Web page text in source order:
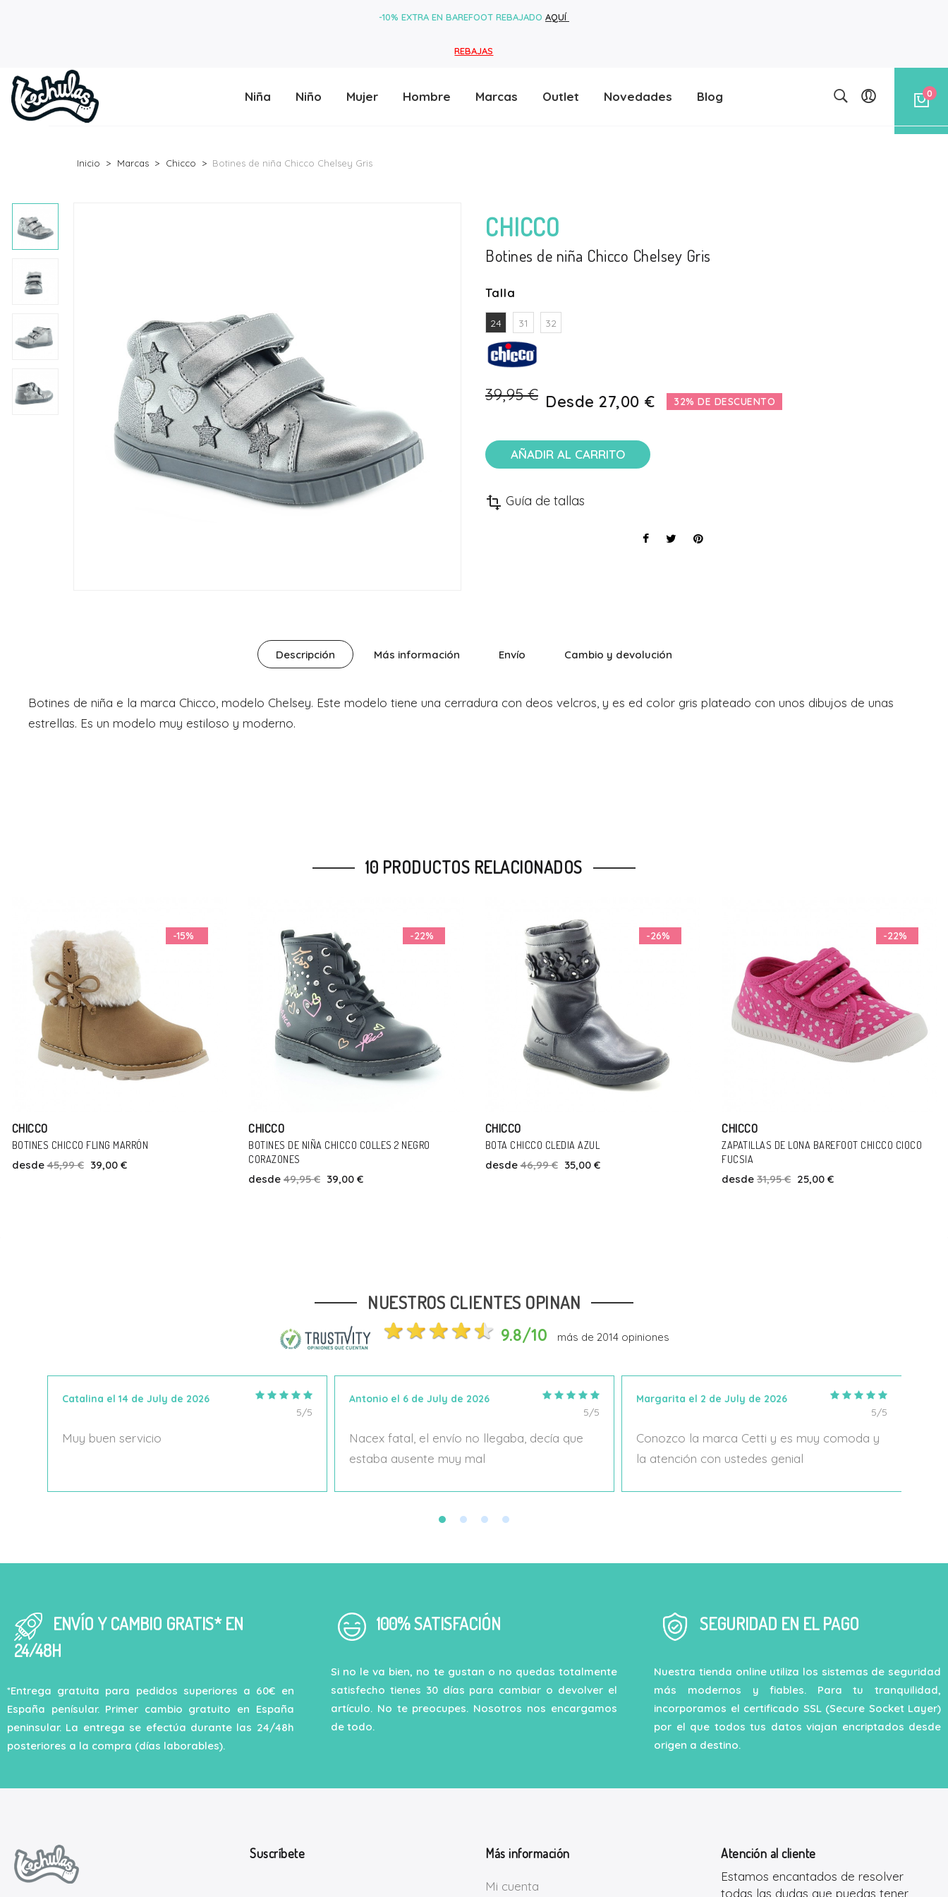
-10% EXTRA EN BAREFOOT REBAJADO AQUÍ
REBAJAS
Niña Niño Mujer Hombre Marcas Outlet Novedades Blog 0
Inicio Marcas Chicco Botines de niña Chicco Chelsey Gris
CHICCO
Botines de niña Chicco Chelsey Gris
Talla
24 31 32
39,95 € Desde 27,00 € 32% DE DESCUENTO
AÑADIR AL CARRITO
transform Guía de tallas
Descripción Más información Envío Cambio y devolución
Botines de niña e la marca Chicco, modelo Chelsey. Este modelo tiene una cerradura con deos velcros, y es ed color gris plateado con unos dibujos de unas
estrellas. Es un modelo muy estiloso y moderno.
10 PRODUCTOS RELACIONADOS
-22%
CHICCO
BOTINES DE NIÑA CHICCO COLLES 2 NEGRO
CORAZONES
-26%
CHICCO
BOTA CHICCO CLEDIA AZUL
desde 46,99 €
-22%
CHICCO
ZAPATILLAS DE LONA BAREFOOT CHICCO CIOCO
FUCSIA
CHICCO
ZAPATILLAS CHICCO TULLIO 2 FUCSIA
desde
NUESTROS CLIENTES OPINAN
9.8/10 más de 2014opiniones
Catalina el 14 de July de 2026
5/5
Muy buen servicio
Antonio el 6 de July de 2026
5/5
Nacex fatal, el envío no llegaba, decía que
estaba ausente muy mal
Margarita el 2 de July de 2026
5/5
Conozco la marca Cetti y es muy comoda y
la atención con ustedes genial
ENVÍO Y CAMBIO GRATIS* EN
24/48H
*Entrega gratuita para pedidos superiores a 60€ en
España penísular. Primer cambio gratuito en España
peninsular. La entrega se efectúa durante las 24/48h
posteriores a la compra (días laborables).
100% SATISFACIÓN
Si no le va bien, no te gustan o no quedas totalmente
satisfecho tienes 30 días para cambiar o devolver el
artículo. No te preocupes. Nosotros nos encargamos
de todo.
SEGURIDAD EN EL PAGO
Nuestra tienda online utiliza los sistemas de seguridad
más modernos y fiables. Para tu tranquilidad,
incorporamos el certificado SSL (Secure Socket Layer)
por el que todos tus datos viajan encriptados desde
origen a destino.
Suscríbete Más información
Mi cuenta
Atención al cliente
Estamos encantados de resolver
todas las dudas que puedas tener